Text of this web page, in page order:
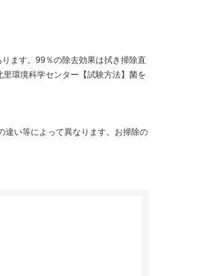
ます。99％の除去効果は拭き掃除直
環境科学センター【試験方法】菌を
違い等によって異なります。お掃除の